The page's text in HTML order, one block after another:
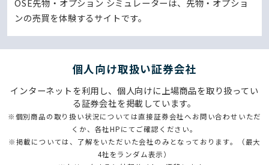
OSE先物・オプション シミュレーターは、先物・オプショ
ンの売買を体験するサイトです。
個⼈向け取扱い証券会社
インターネットを利用し、個人向けに上場商品を取り扱ってい
る証券会社を掲載しています。
※個別商品の取り扱い状況については直接証券会社へお問い合わせいただ
くか、各社HPにてご確認ください。
※掲載については、了解をいただいた会社のみとなっております。（最大
4社をランダム表示）